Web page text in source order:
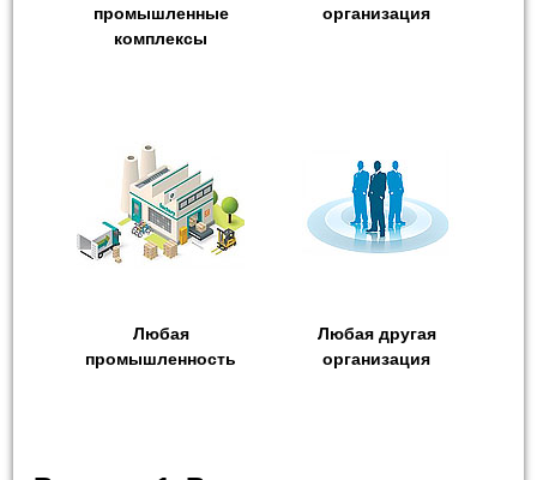
промышленные
комплексы
организация
Любая
промышленность
Любая другая
организация